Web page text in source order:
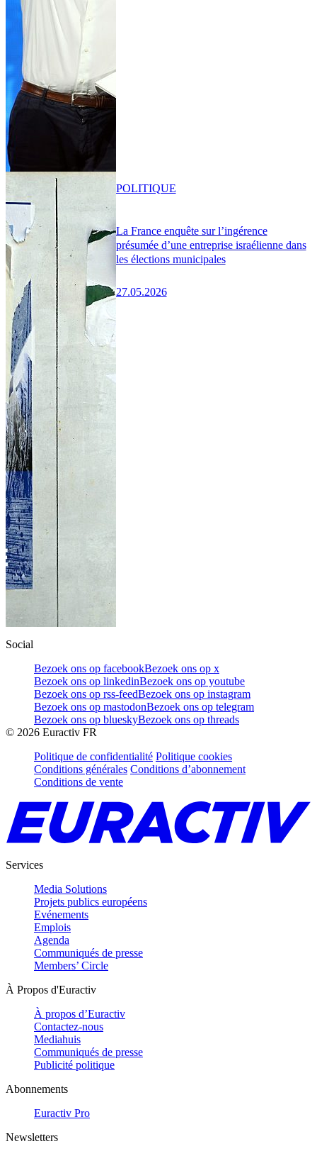
La France enquête sur l’ingérence
présumée d’une entreprise israélienne dans
les élections municipales
27.05.2026
POLITIQUE
Social
Bezoek ons op facebookBezoek ons op x
Bezoek ons op linkedinBezoek ons op youtube
Bezoek ons op rss-feedBezoek ons op instagram
Bezoek ons op mastodonBezoek ons op telegram
Bezoek ons op blueskyBezoek ons op threads
© 2026 Euractiv FR
Politique de confidentialité Politique cookies
Conditions générales Conditions d’abonnement
Conditions de vente
Services
Media Solutions
Projets publics européens
Evénements
Emplois
Agenda
Communiqués de presse
Members’ Circle
À Propos d'Euractiv
À propos d’Euractiv
Contactez-nous
Mediahuis
Communiqués de presse
Publicité politique
Abonnements
Euractiv Pro
Newsletters